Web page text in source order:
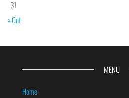
31
« Out
MENU
Home